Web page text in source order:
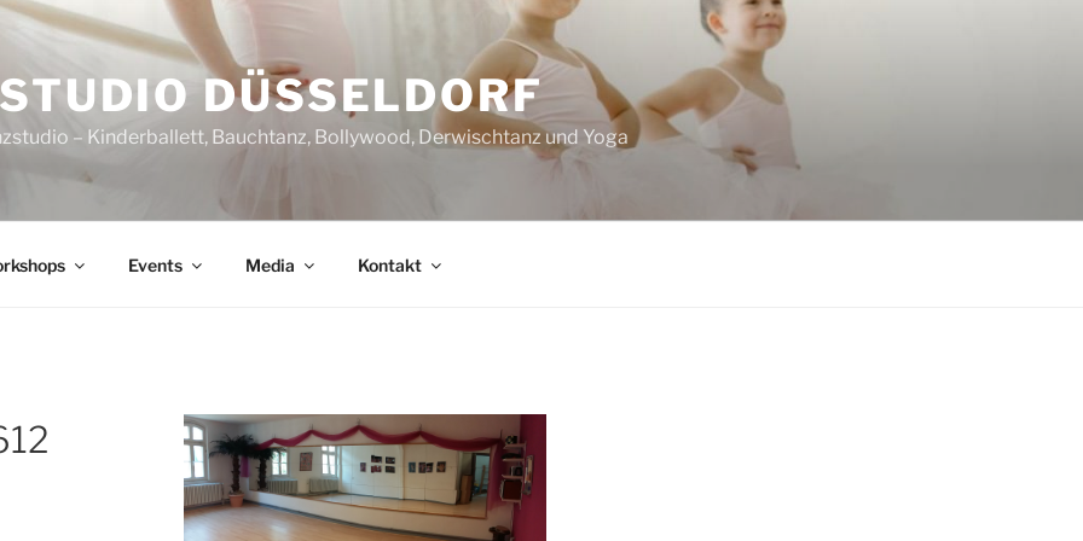
DÜSSELDORF
– Kinderballett, Bauchtanz, Bollywood, Derwischtanz und Yoga
Events Media Kontakt